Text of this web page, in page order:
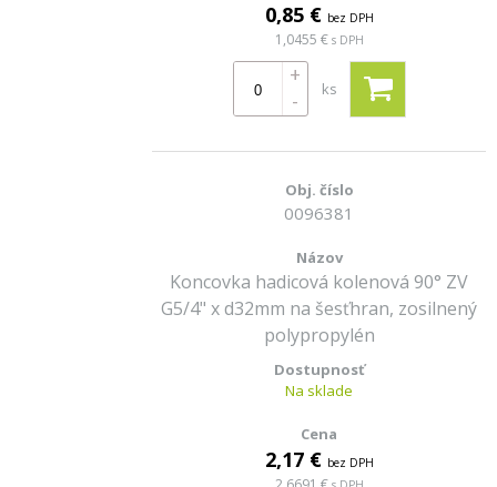
0,85 € bez DPH
1,0455 € s DPH
+
-
ks
0096381
Koncovka hadicová kolenová 90° ZV
G5/4" x d32mm na šesťhran, zosilnený
polypropylén
Na sklade
2,17 € bez DPH